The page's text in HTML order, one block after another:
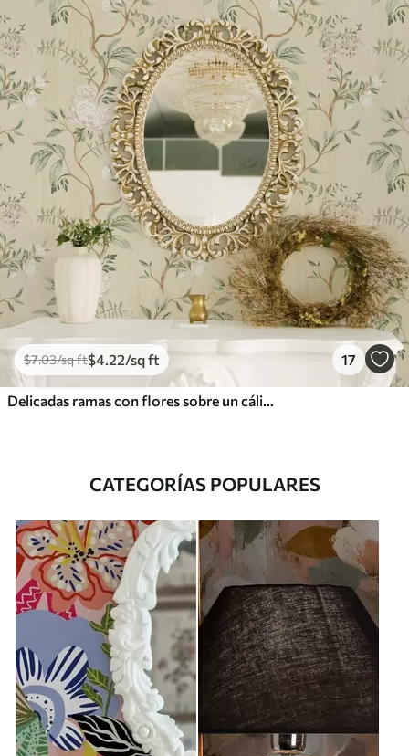
$7.03/sq ft$4.22/sq ft 17
Delicadas ramas con flores sobre un cálido fondo color crema
CATEGORÍAS POPULARES